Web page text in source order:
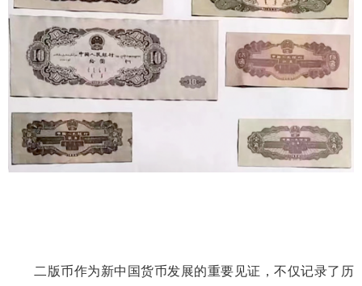
二版币作为新中国货币发展的重要见证，不仅记录了历